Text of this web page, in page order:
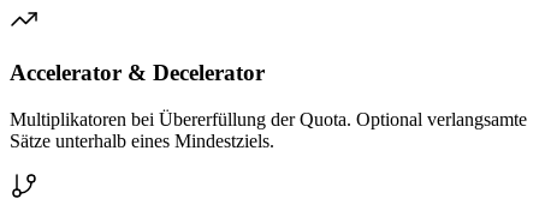
Accelerator & Decelerator
Multiplikatoren bei Übererfüllung der Quota. Optional verlangsamte
Sätze unterhalb eines Mindestziels.